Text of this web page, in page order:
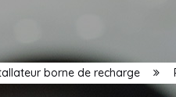
borne de recharge